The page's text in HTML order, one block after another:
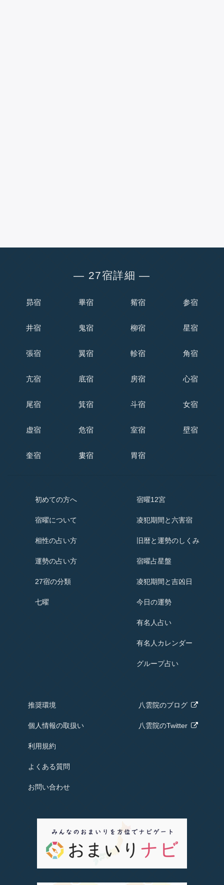
― 27宿詳細 ―
昴宿 畢宿 觜宿 参宿
井宿 鬼宿 柳宿 星宿
張宿 翼宿 軫宿 角宿
亢宿 底宿 房宿 心宿
尾宿 箕宿 斗宿 女宿
虚宿 危宿 室宿 壁宿
奎宿 婁宿 胃宿
初めての方へ
宿曜について
相性の占い方
運勢の占い方
27宿の分類
七曜
宿曜12宮
凌犯期間と六害宿
旧暦と運勢のしくみ
宿曜占星盤
凌犯期間と吉凶日
今日の運勢
有名人占い
有名人 カレンダー
グループ占い
推奨環境
個人情報の取扱い
利用規約
よくある質問
お問い合わせ
八雲院のブログ
八雲院のTwitter